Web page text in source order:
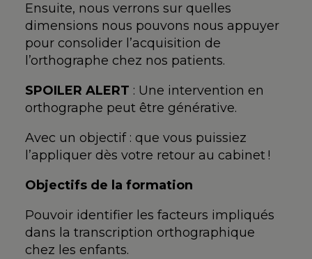
Ensuite, nous verrons sur quelles
dimensions nous pouvons nous appuyer
pour consolider l’acquisition de
l’orthographe chez nos patients.
SPOILER ALERT : Une intervention en
orthographe peut être générative.
Avec un objectif : que vous puissiez
l’appliquer dès votre retour au cabinet !
Objectifs de la formation
Pouvoir identifier les facteurs impliqués
dans la transcription orthographique
chez les enfants.